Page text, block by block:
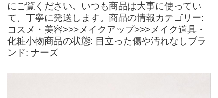
にご覧ください。いつも商品は大事に使ってい
て、丁寧に発送します。商品の情報カテゴリー:
コスメ・美容>>>メイクアップ>>>メイク道具・
化粧小物商品の状態: 目立った傷や汚れなしブラ
ンド: ナーズ